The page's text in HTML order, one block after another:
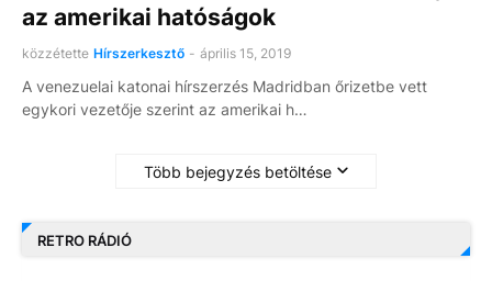
az amerikai hatóságok
közzétette Hírszerkesztő - április 15, 2019
A venezuelai katonai hírszerzés Madridban őrizetbe vett
egykori vezetője szerint az amerikai h…
Több bejegyzés betöltése
RETRO RÁDIÓ